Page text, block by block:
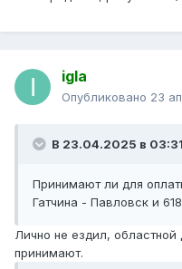
igla
Опубликовано 23
В 23.04.2025 в
Принимают ли для
Гатчина - Павловск и
Лично не ездил,
принимают.